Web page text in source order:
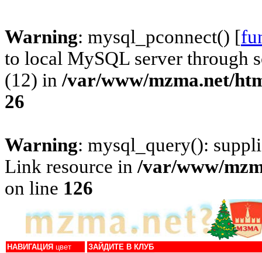
Warning: mysql_pconnect() [
to local MySQL server through
(12) in /var/www/mzma.net/
26
Warning: mysql_query():
Link resource in /var/www/
on line 126
НАВИГАЦИЯ цвет
ЗАЙДИТЕ В КЛУБ